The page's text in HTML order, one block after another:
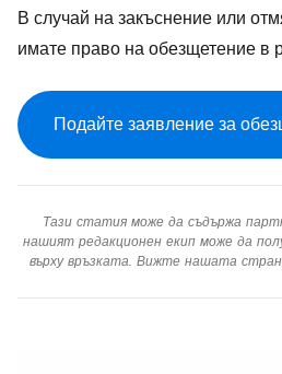
В случай на закъснение или
имате право на обезщетение в
Подайте заявление за
Тази статия може да съдържа
нашият редакционен екип може да
върху връзката. Вижте нашата